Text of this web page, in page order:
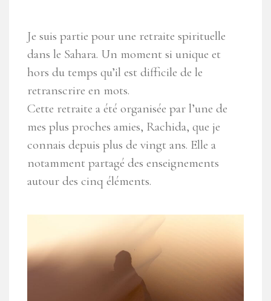
Je suis partie pour une retraite spirituelle
dans le Sahara. Un moment si unique et
hors du temps qu’il est difficile de le
retranscrire en mots.
Cette retraite a été organisée par l’une de
mes plus proches amies, Rachida, que je
connais depuis plus de vingt ans. Elle a
notamment partagé des enseignements
autour des cinq éléments.